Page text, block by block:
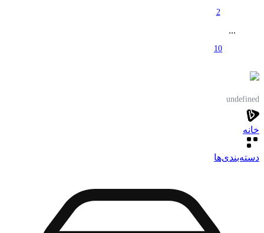
2
...
10
undefined
خانه
دسته‌بندی‌‌ها